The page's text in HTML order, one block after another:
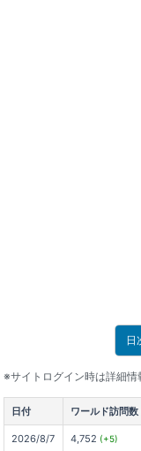
日
※サイトログイン時は詳細
日付 ワールド訪問
2026/8/7 4,752 (+5)